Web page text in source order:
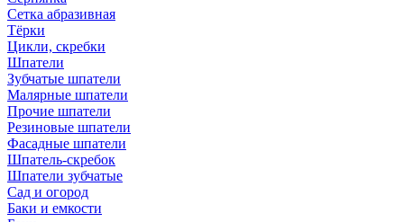
Сетка абразивная
Тёрки
Цикли, скребки
Шпатели
Зубчатые шпатели
Малярные шпатели
Прочие шпатели
Резиновые шпатели
Фасадные шпатели
Шпатель-скребок
Шпатели зубчатые
Сад и огород
Баки и емкости